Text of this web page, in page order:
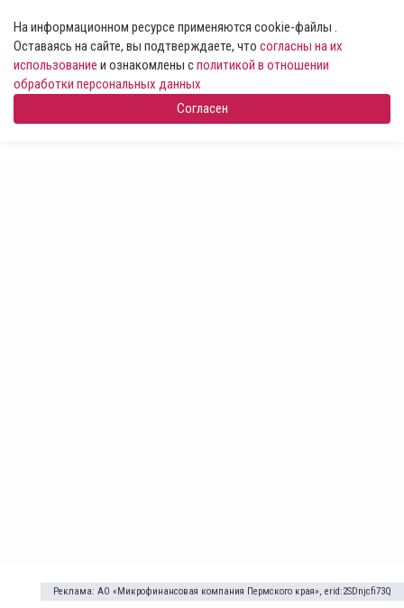
На информационном ресурсе применяются cookie-файлы .
Оставаясь на сайте, вы подтверждаете, что согласны на их
использование и ознакомлены сполитикой в отношении
обработки персональных данных
Согласен
Реклама: АО «Микрофинансовая компания Пермского края», erid:2SDnjcfi73Q